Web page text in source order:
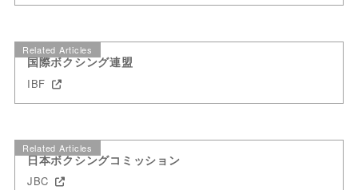
Related Articles
国際ボクシング連盟
IBF
Related Articles
日本ボクシングコミッション
JBC